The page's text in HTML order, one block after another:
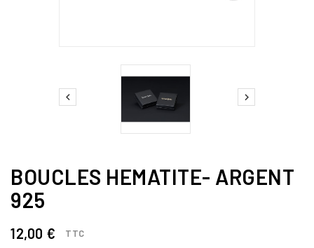
 
BOUCLES HEMATITE- ARGENT
925
12,00 € TTC